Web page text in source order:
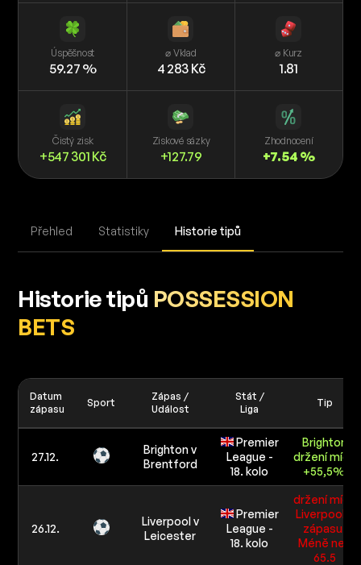
Úspěšnost
59.27 %
⌀ Vklad
4 283 Kč
⌀ Kurz
1.81
Čistý zisk
+547 301 Kč
Ziskové sázky
+127.79
Zhodnocení
+7.54 %
Přehled Statistiky Historie tipů
Historie tipů POSSESSION
BETS
Datum
zápasu
Sport
Zápas /
Událost
Stát /
Liga
Tip
27.12.
Brighton v
Brentford
Premier
League -
18. kolo
Brighton
držení míče
+55,5%
26.12.
Liverpool v
Leicester
Premier
League -
18. kolo
držení míče
Liverpool v
zápasu:
Méně než
65.5